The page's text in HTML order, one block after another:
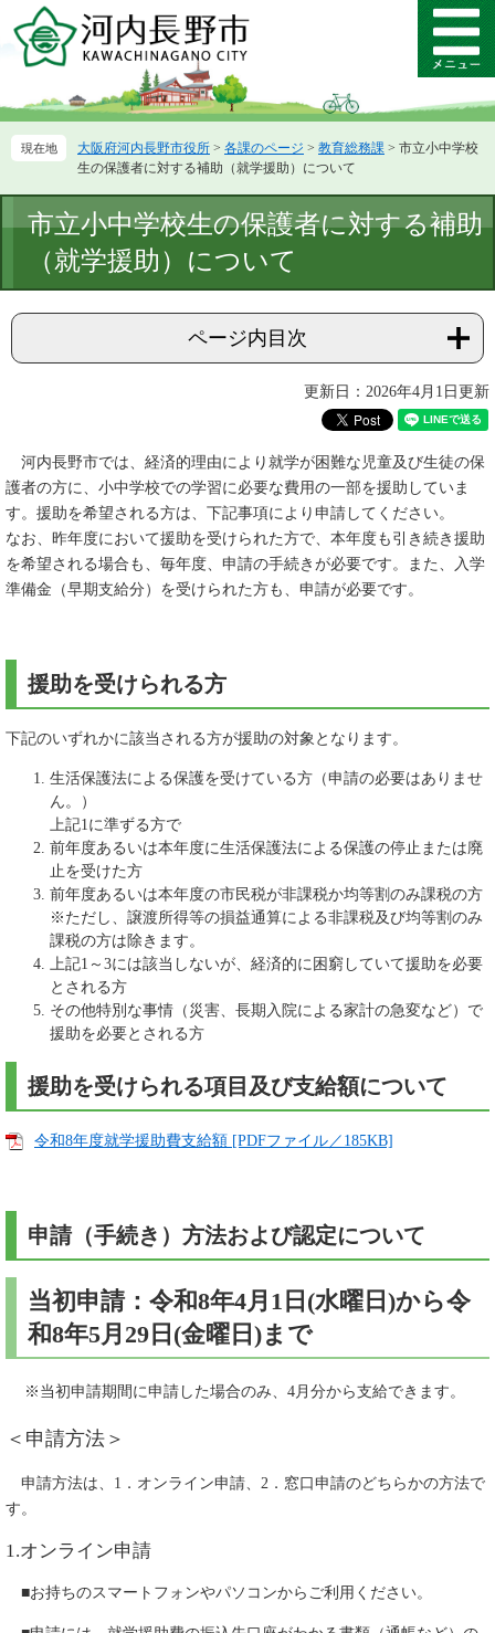
ー
先
ニ
を
て
メ
ニ
ー
大阪府河内長野市役所 > 各課のページ > 教育総務課 > 市立小中学校
生の保護者に対する補助（就学援助）について
文
市立小中学校生の保護者に対する補助
（就学援助）について
ページ内目次
更新日：2026年4月1日更新
河内長野市では、経済的理由により就学が困難な児童及び生徒の保
護者の方に、小中学校での学習に必要な費用の一部を援助していま
す。援助を希望される方は、下記事項により申請してください。
なお、昨年度において援助を受けられた方で、本年度も引き続き援助
を希望される場合も、毎年度、申請の手続きが必要です。また、入学
準備金（早期支給分）を受けられた方も、申請が必要です。
援助を受けられる方
下記のいずれかに該当される方が援助の対象となります。
生活保護法による保護を受けている方（申請の必要はありませ
ん。）
上記1に準ずる方で
前年度あるいは本年度に生活保護法による保護の停止または廃
止を受けた方
前年度あるいは本年度の市民税が非課税か均等割のみ課税の方
※ただし、譲渡所得等の損益通算による非課税及び均等割のみ
課税の方は除きます。
上記1～3には該当しないが、経済的に困窮していて援助を必要
とされる方
その他特別な事情（災害、長期入院による家計の急変など）で
援助を必要とされる方
援助を受けられる項目及び支給額について
令和8年度就学援助費支給額 [PDFファイル／185KB]
申請（手続き）方法および認定について
当初申請：令和8年4月1日(水曜日)から令
和8年5月29日(金曜日)まで
※当初申請期間に申請した場合のみ、4月分から支給できます。
＜申請方法＞
申請方法は、1．オンライン申請、2．窓口申請のどちらかの方法で
す。
1.オンライン申請
■お持ちのスマートフォンやパソコンからご利用ください。